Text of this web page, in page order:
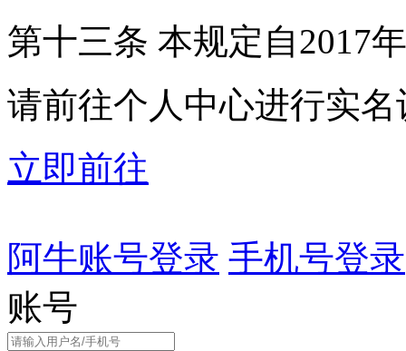
第十三条 本规定自2017
请前往个人中心进行实名
立即前往
阿牛账号登录 手机号登录
账号